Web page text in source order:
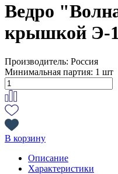
Ведро
крышкой Э-
Производитель: Россия
Минимальная партия: 1 шт
В корзину
Описание
Характеристики